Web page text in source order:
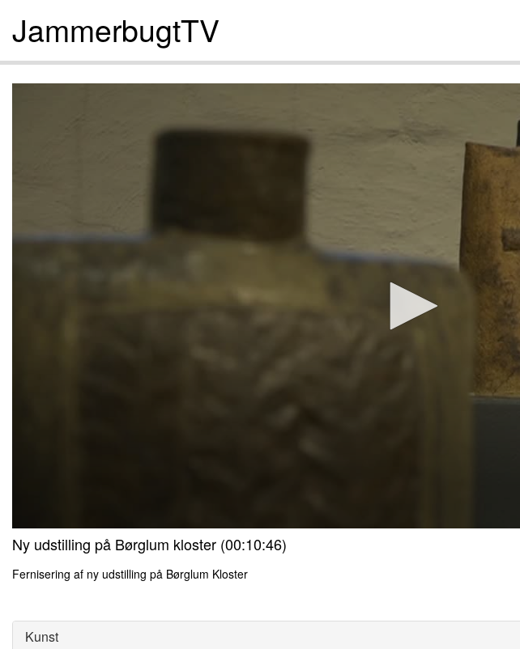
JammerbugtTV
seconds
0
Volume
Ny udstilling på Børglum kloster (00:10:46)
Fernisering af ny udstilling på Børglum Kloster
of
seconds
Kunst